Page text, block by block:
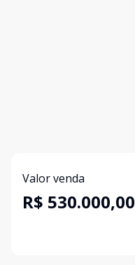
Valor venda
R$ 530.000,00